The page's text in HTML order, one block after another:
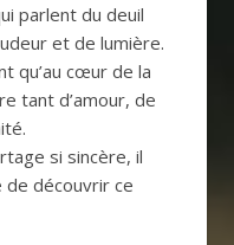
parlent du deuil
et de lumière.
qu’au cœur de la
tant d’amour, de
si sincère, il
découvrir ce